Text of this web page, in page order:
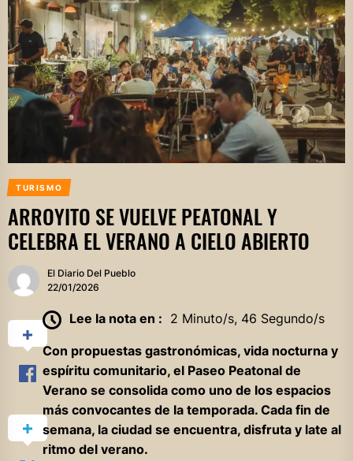
TURISMO
ARROYITO SE VUELVE PEATONAL Y
CELEBRA EL VERANO A CIELO ABIERTO
El Diario Del Pueblo
22/01/2026
Lee la nota en : 2 Minuto/s, 46 Segundo/s
Con propuestas gastronómicas, vida nocturna y
espíritu comunitario, el Paseo Peatonal de
Verano se consolida como uno de los espacios
más convocantes de la temporada. Cada fin de
semana, la ciudad se encuentra, disfruta y late al
ritmo del verano.